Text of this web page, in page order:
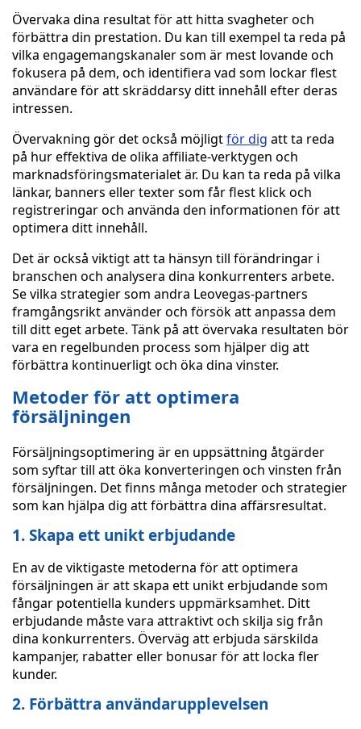
Övervaka dina resultat för att hitta svagheter och
förbättra din prestation. Du kan till exempel ta reda på
vilka engagemangskanaler som är mest lovande och
fokusera på dem, och identifiera vad som lockar flest
användare för att skräddarsy ditt innehåll efter deras
intressen.
Övervakning gör det också möjligtför dig att ta reda
på hur effektiva de olika affiliate-verktygen och
marknadsföringsmaterialet är. Du kan ta reda på vilka
länkar, banners eller texter som får flest klick och
registreringar och använda den informationen för att
optimera ditt innehåll.
Det är också viktigt att ta hänsyn till förändringar i
branschen och analysera dina konkurrenters arbete.
Se vilka strategier som andra Leovegas-partners
framgångsrikt använder och försök att anpassa dem
till ditt eget arbete. Tänk på att övervaka resultaten bör
vara en regelbunden process som hjälper dig att
förbättra kontinuerligt och öka dina vinster.
Metoder för att optimera
försäljningen
Försäljningsoptimering är en uppsättning åtgärder
som syftar till att öka konverteringen och vinsten från
försäljningen. Det finns många metoder och strategier
som kan hjälpa dig att förbättra dina affärsresultat.
1. Skapa ett unikt erbjudande
En av de viktigaste metoderna för att optimera
försäljningen är att skapa ett unikt erbjudande som
fångar potentiella kunders uppmärksamhet. Ditt
erbjudande måste vara attraktivt och skilja sig från
dina konkurrenters. Överväg att erbjuda särskilda
kampanjer, rabatter eller bonusar för att locka fler
kunder.
2. Förbättra användarupplevelsen